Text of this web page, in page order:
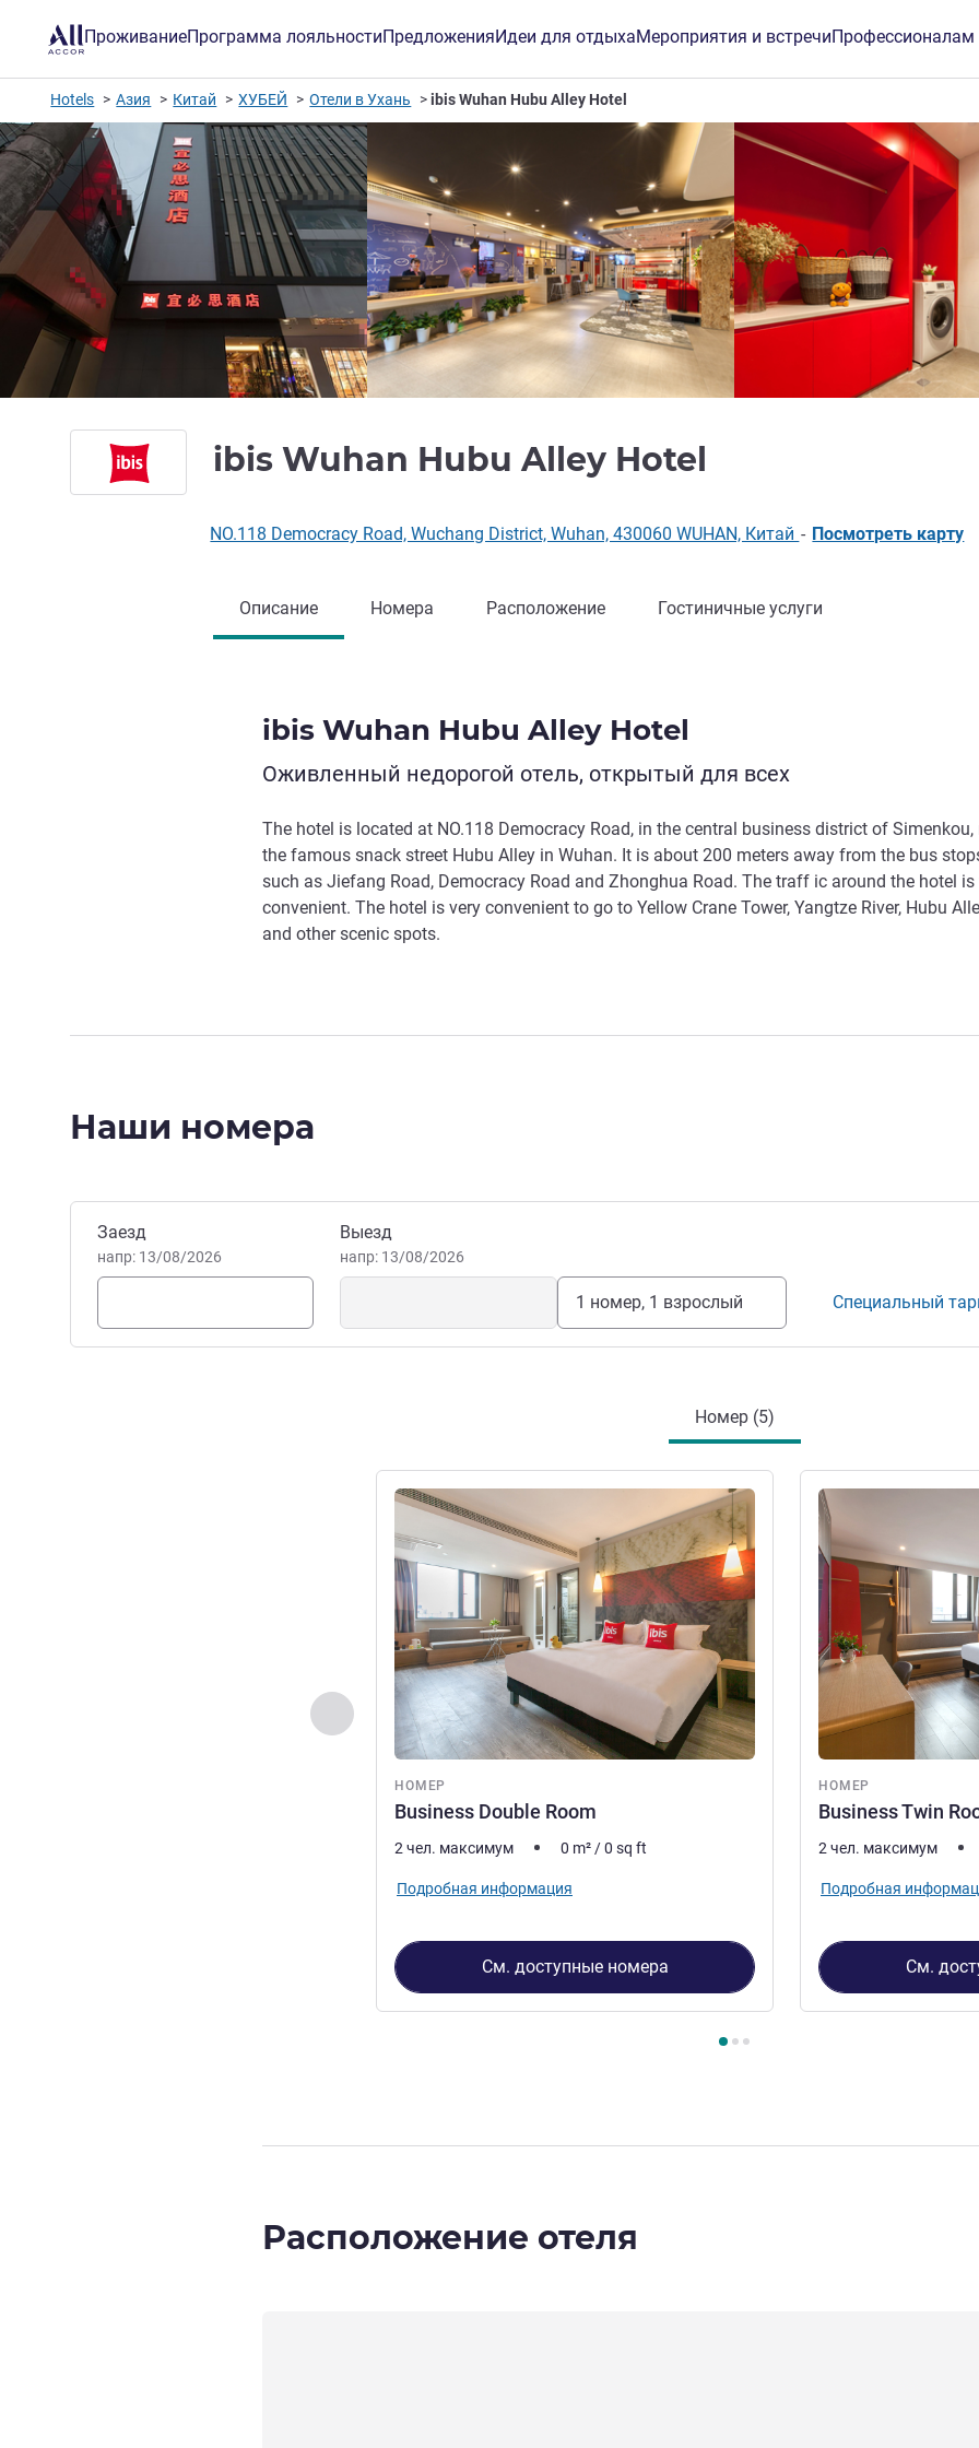
ПроживаниеПрограмма лояльностиПредложенияИдеи для отдыхаМероприятия и встречиПрофессионалам
Hotels Азия Китай ХУБЕЙ Отели в Ухань ibis Wuhan Hubu Alley Hotel
ibis Wuhan Hubu Alley Hotel
NO.118 Democracy Road, Wuchang District, Wuhan, 430060 WUHAN, Китай - Посмотреть карту
Описание Номера Расположение Гостиничные услуги
ibis Wuhan Hubu Alley Hotel
Оживленный недорогой отель, открытый для всех
The hotel is located at NO.118 Democracy Road, in the central business district of Simenkou,
the famous snack street Hubu Alley in Wuhan. It is about 200 meters away from the bus
such as Jiefang Road, Democracy Road and Zhonghua Road. The traff ic around the hotel is
convenient. The hotel is very convenient to go to Yellow Crane Tower, Yangtze River, Hubu
and other scenic spots.
Наши номера
Забронировать этот отель
Заезд
напр: 13/08/2026
Выезд
напр: 13/08/2026
1 номер, 1 взрослый Специальный
Номер (5)
Назад - Номер
НОМЕР
Business Double Room
Подробная информация
2 чел. максимум 0 m² /0 sq ft
Подробная информация
См. доступные номера
НОМЕР
Business Twin
Подробная
2 чел. максимум
Подробная
См.
Расположение отеля